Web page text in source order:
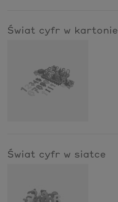
Świat cyfr w kartonie
Świat cyfr w siatce